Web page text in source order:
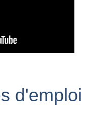
à
L'Orgueilleuse
(Thue et Mue)
Visite and Co
d'emploi